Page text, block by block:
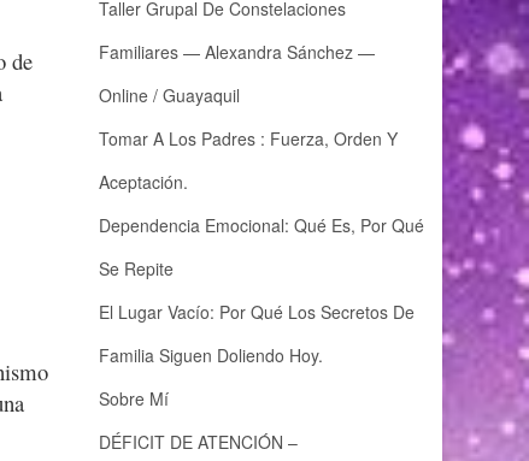
de
Taller Grupal De Constelaciones
Familiares — Alexandra Sánchez —
Online / Guayaquil
Tomar A Los Padres : Fuerza, Orden Y
Aceptación.
Dependencia Emocional: Qué Es, Por Qué
Se Repite
El Lugar Vacío: Por Qué Los Secretos De
Familia Siguen Doliendo Hoy.
Sobre Mí
DÉFICIT DE ATENCIÓN –